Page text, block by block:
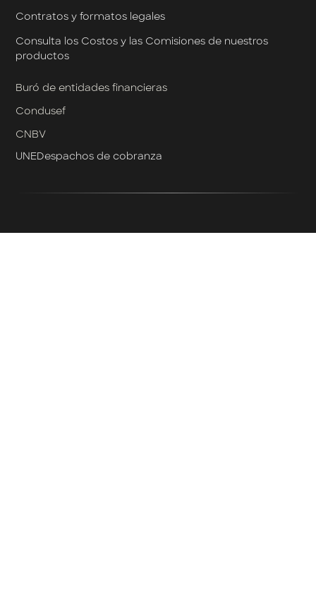
Términos y Condiciones de Klar Plus
Términos y Condiciones - Rendimiento Preferencial en
Cuentas Empresariales
Términos y Condiciones de Promociones de Klar
Términos y Condiciones de Promociones de Klar
Empresarial por Designación
Contratos y formatos legales
Consulta los Costos y las Comisiones de nuestros
productos
Buró de entidades financieras
Condusef
CNBV
UNEDespachos de cobranza